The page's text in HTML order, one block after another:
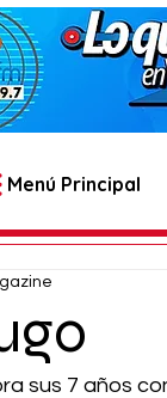
Menú Principal
sus 7 años